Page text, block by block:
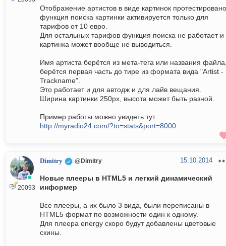
Отображение артистов в виде картинок
функция поиска картинки активируется только для
тарифов от 10 евро.
Для остальных тарифов функция поиска не работает и
картинка может вообще не выводиться.
Имя артиста берётся из мета-тега или названия
берётся первая часть до тире из формата вида "Artist -
Trackname".
Это работает и для автодж и для лайв вещания.
Ширина картинки 250px, высота может быть разной.
Пример работы можно увидеть тут:
http://myradio24.com/?to=stats&port=8000
20093
Dimitry @Dimitry 15.10.2014
Новые плееры в HTML5 и легкий динамический
информер
Все плееры, а их было 3 вида, были переписаны в
HTML5 формат по возможности один к одному.
Для плеера energy скоро будут добавлены цветовые
скины.